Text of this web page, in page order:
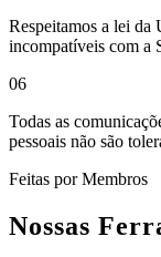
Respeitamos a lei da
incompatíveis com a
06
Todas as
pessoais não são
Feitas por Membros
Nossas